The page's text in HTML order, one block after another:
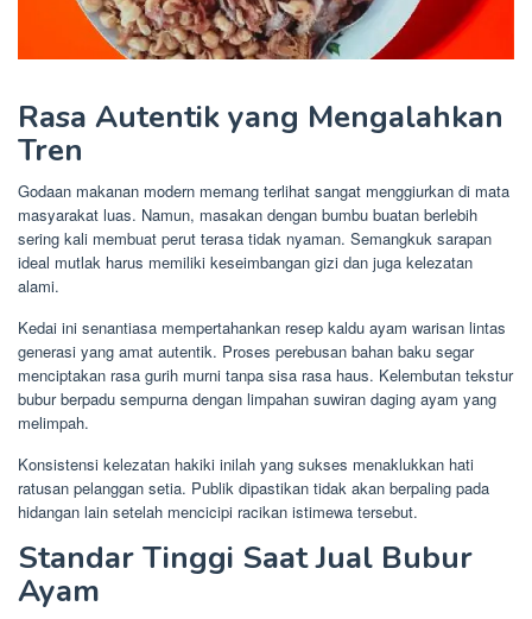
Rasa Autentik yang Mengalahkan
Tren
Godaan makanan modern memang terlihat sangat menggiurkan di mata
masyarakat luas. Namun, masakan dengan bumbu buatan berlebih
sering kali membuat perut terasa tidak nyaman. Semangkuk sarapan
ideal mutlak harus memiliki keseimbangan gizi dan juga kelezatan
alami.
Kedai ini senantiasa mempertahankan resep kaldu ayam warisan lintas
generasi yang amat autentik. Proses perebusan bahan baku segar
menciptakan rasa gurih murni tanpa sisa rasa haus. Kelembutan tekstur
bubur berpadu sempurna dengan limpahan suwiran daging ayam yang
melimpah.
Konsistensi kelezatan hakiki inilah yang sukses menaklukkan hati
ratusan pelanggan setia. Publik dipastikan tidak akan berpaling pada
hidangan lain setelah mencicipi racikan istimewa tersebut.
Standar Tinggi Saat Jual Bubur
Ayam